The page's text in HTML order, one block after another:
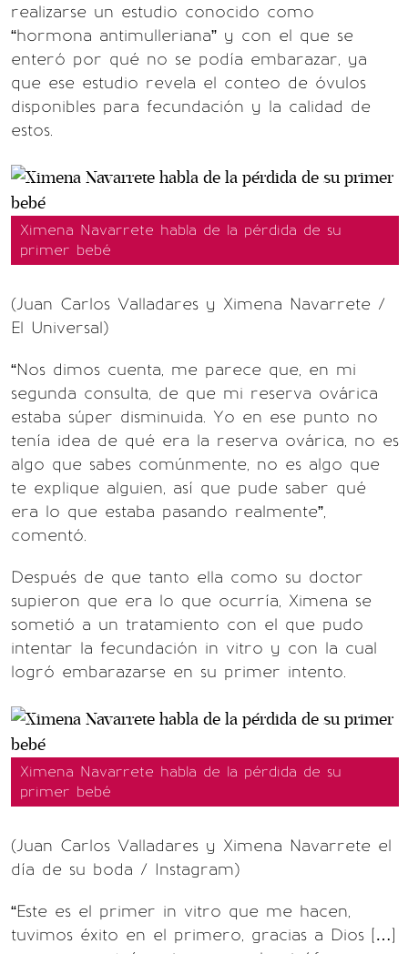
realizarse un estudio conocido como
“hormona antimulleriana” y con el que se
enteró por qué no se podía embarazar, ya
que ese estudio revela el conteo de óvulos
disponibles para fecundación y la calidad de
estos.
Ximena Navarrete habla de la pérdida de su
primer bebé
(Juan Carlos Valladares y Ximena Navarrete /
El Universal)
“Nos dimos cuenta, me parece que, en mi
segunda consulta, de que mi reserva ovárica
estaba súper disminuida. Yo en ese punto no
tenía idea de qué era la reserva ovárica, no es
algo que sabes comúnmente, no es algo que
te explique alguien, así que pude saber qué
era lo que estaba pasando realmente”,
comentó.
Después de que tanto ella como su doctor
supieron que era lo que ocurría, Ximena se
sometió a un tratamiento con el que pudo
intentar la fecundación in vitro y con la cual
logró embarazarse en su primer intento.
Ximena Navarrete habla de la pérdida de su
primer bebé
(Juan Carlos Valladares y Ximena Navarrete el
día de su boda / Instagram)
“Este es el primer in vitro que me hacen,
tuvimos éxito en el primero, gracias a Dios […]